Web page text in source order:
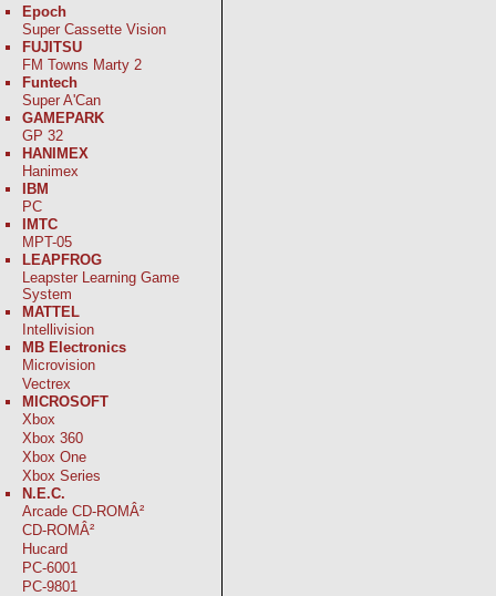
Epoch
Super Cassette Vision
FUJITSU
FM Towns Marty 2
Funtech
Super A'Can
GAMEPARK
GP 32
HANIMEX
Hanimex
IBM
PC
IMTC
MPT-05
LEAPFROG
Leapster Learning Game
System
MATTEL
Intellivision
MB Electronics
Microvision
Vectrex
MICROSOFT
Xbox
Xbox 360
Xbox One
Xbox Series
N.E.C.
Arcade CD-ROMÂ²
CD-ROMÂ²
Hucard
PC-6001
PC-9801